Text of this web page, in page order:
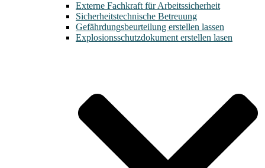
Externe Fachkraft für Arbeitssicherheit
Sicherheitstechnische Betreuung
Gefährdungsbeurteilung erstellen lassen
Explosionsschutzdokument erstellen lasen